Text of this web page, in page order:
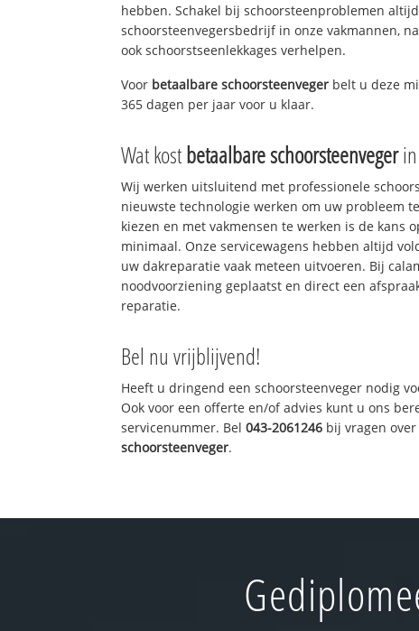
hebben. Schakel bij schoorsteenproblemen
schoorsteenvegersbedrijf in onze vakmannen,
ook schoorstseenlekkages verhelpen.
Voor betaalbare schoorsteenveger belt u deze
365 dagen per jaar voor u klaar.
Wat kostbetaalbare schoorsteenvegerin
Wij werken uitsluitend met professionele
nieuwste technologie werken om uw probleem
kiezen en met vakmensen te werken is de kans
minimaal. Onze servicewagens hebben altijd
uw dakreparatie vaak meteen uitvoeren. Bij
noodvoorziening geplaatst en direct een
reparatie.
Bel nu vrijblijvend!
Heeft u dringend een schoorsteenveger nodig
Ook voor een offerte en/of advies kunt u ons
servicenummer. Bel043-2061246 bij vragen over
schoorsteenveger.